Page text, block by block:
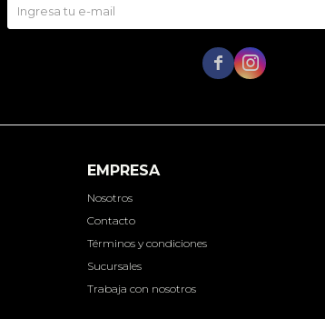
EMPRESA
Nosotros
Contacto
Términos y condiciones
Sucursales
Trabaja con nosotros
 